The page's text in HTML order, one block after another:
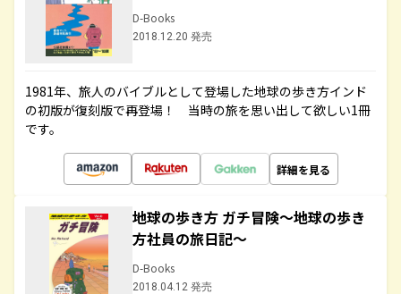
D-Books
2018.12.20 発売
1981年、旅人のバイブルとして登場した地球の歩き方インド
の初版が復刻版で再登場！ 当時の旅を思い出して欲しい1冊
です。
詳細を見る
地球の歩き方 ガチ冒険～地球の歩き
方社員の旅日記～
D-Books
2018.04.12 発売